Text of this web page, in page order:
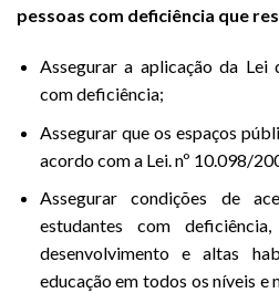
pessoas com deficiência que
Assegurar a aplicação da Lei
com deficiência;
Assegurar que os espaços
acordo com a Lei. nº 10.098/
Assegurar condições de
estudantes com
desenvolvimento e altas
educação em todos os níveis e